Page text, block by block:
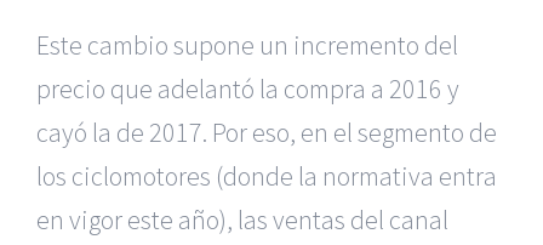
Este cambio supone un incremento del
precio que adelantó la compra a 2016 y
cayó la de 2017. Por eso, en el segmento de
los ciclomotores (donde la normativa entra
en vigor este año), las ventas del canal